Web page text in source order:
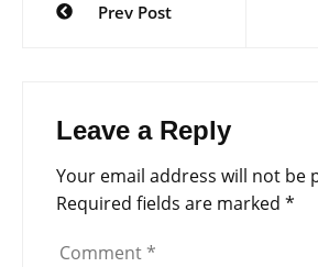
navigation
Prev Post
Leave a Reply
Your email address will not be
Required fields are marked *
Comment *